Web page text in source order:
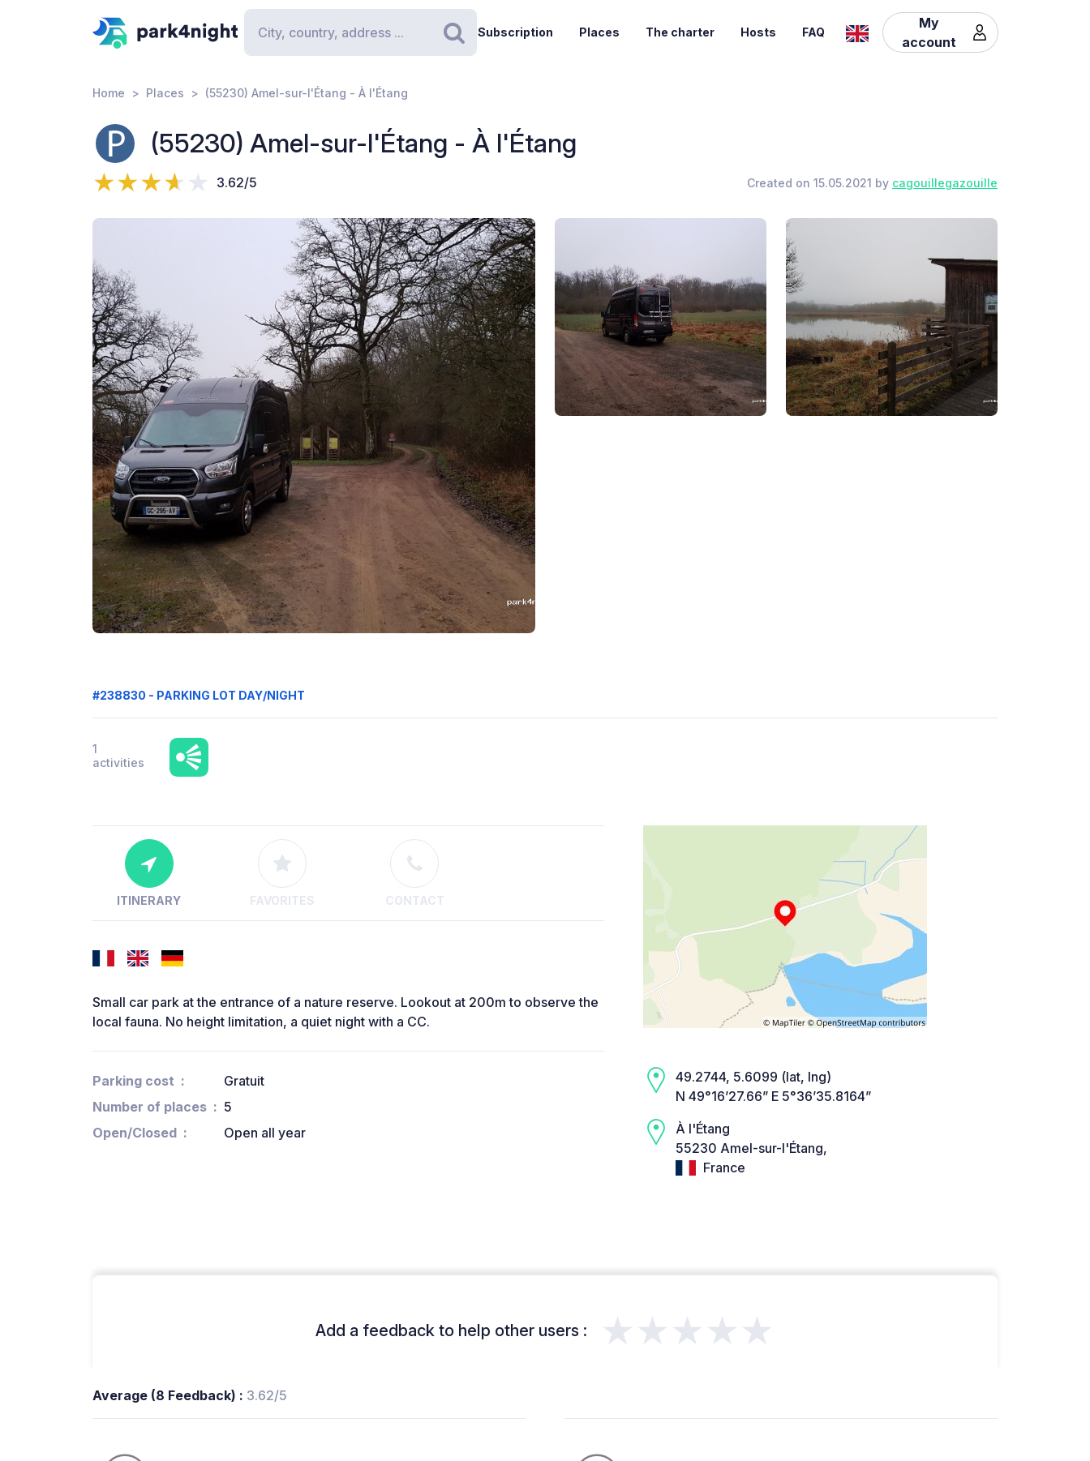
Search
Subscription Places The charter Hosts FAQ
My
account
Home Places (55230) Amel-sur-l'Étang - À l'Étang
(55230) Amel-sur-l'Étang - À l'Étang
3.62/5 Created on 15.05.2021 by cagouillegazouille
#238830 - PARKING LOT DAY/NIGHT
1
activities
ITINERARY FAVORITES CONTACT
Small car park at the entrance of a nature reserve. Lookout at 200m to observe the
local fauna. No height limitation, a quiet night with a CC.
Parking cost
Gratuit
Number of places
5
Open/Closed
Open all year
49.2744, 5.6099 (lat, lng)
N 49°16’27.66” E 5°36’35.8164”
À l'Étang
55230 Amel-sur-l'Étang,
France
Add a feedback to help other users : ★★★★★
Average (8 Feedback) : 3.62/5